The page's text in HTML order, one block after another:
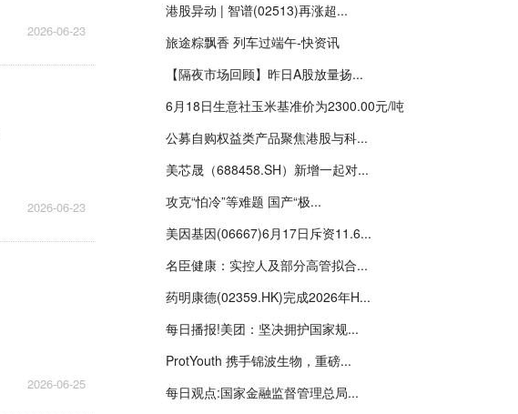
2026-06-23
2026-06-23
2026-06-25
港股异动 | 智谱(02513)再涨超...
旅途粽飘香 列车过端午-快资讯
【隔夜市场回顾】昨日A股放量扬...
6月18日生意社玉米基准价为2300.00元/吨
公募自购权益类产品聚焦港股与科...
美芯晟（688458.SH）新增一起对...
攻克“怕冷”等难题 国产“极...
美因基因(06667)6月17日斥资11.6...
名臣健康：实控人及部分高管拟合...
药明康德(02359.HK)完成2026年H...
每日播报!美团：坚决拥护国家规...
ProtYouth 携手锦波生物，重磅...
每日观点:国家金融监督管理总局...